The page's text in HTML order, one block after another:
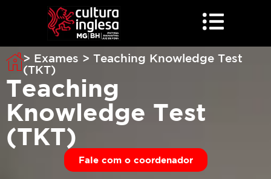
> Exames > Teaching Knowledge Test
(TKT)
Teaching
Knowledge Test
(TKT)
Fale com o coordenador